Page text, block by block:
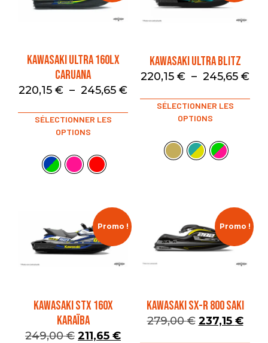
KAWASAKI ULTRA 160LX
CARUANA
220,15 € – 245,65 €
SÉLECTIONNER LES
OPTIONS
KAWASAKI ULTRA BLITZ
220,15 € – 245,65 €
SÉLECTIONNER LES
OPTIONS
Promo !
KAWASAKI STX 160X
KARAÏBA
249,00€ 211,65 €
Promo !
KAWASAKI SX-R 800 SAKI
279,00€ 237,15 €